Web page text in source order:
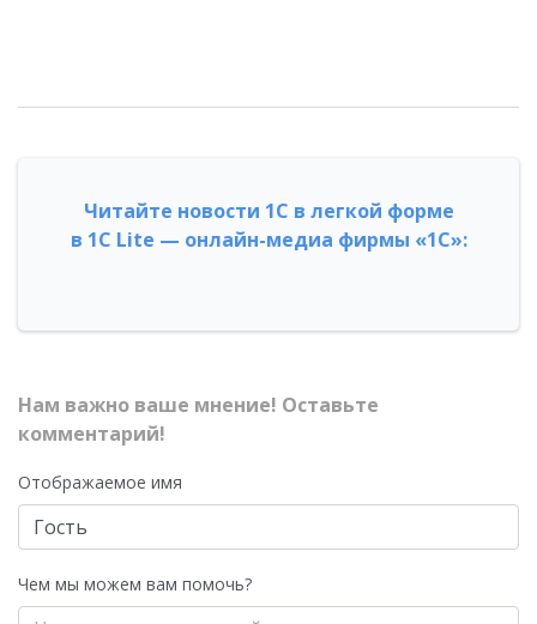
Читайте новости 1С в легкой форме
в 1С Lite — онлайн-медиа фирмы «1С»:
Нам важно ваше мнение! Оставьте
комментарий!
Отображаемое имя
Чем мы можем вам помочь?